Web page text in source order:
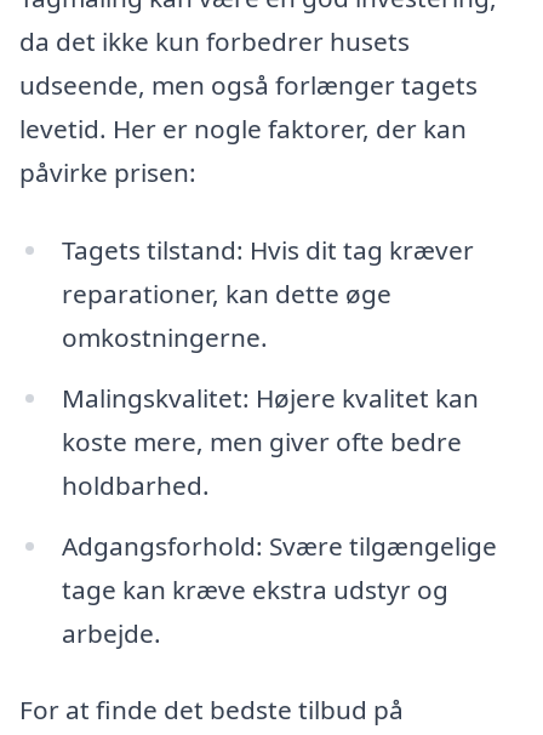
da det ikke kun forbedrer husets
udseende, men også forlænger tagets
levetid. Her er nogle faktorer, der kan
påvirke prisen:
Tagets tilstand: Hvis dit tag kræver
reparationer, kan dette øge
omkostningerne.
Malingskvalitet: Højere kvalitet kan
koste mere, men giver ofte bedre
holdbarhed.
Adgangsforhold: Svære tilgængelige
tage kan kræve ekstra udstyr og
arbejde.
For at finde det bedste tilbud på